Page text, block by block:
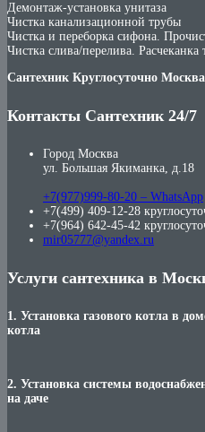
Демонтаж-установка унитаза
Чистка канализационной трубы
Чистка и переборка сифона.
Чистка слива/перелива. Расчеканка
Сантехник Круглосуточно Москва
Контакты Сантехник 24/7
Город Москва
ул. Большая Якиманка, д.18
+7(977)999-80-20 – WhatsApp
+7(499) 409-12-28
+7(964) 642-45-42
mir05777@yandex.ru
Услуги сантехника в
1. Установка газового котла в
котла
2. Установка системы
на даче